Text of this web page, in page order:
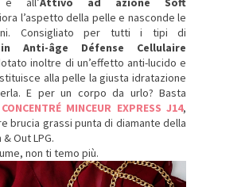
l’aspetto della pelle e nasconde le
Consigliato per tutti i tipi di
Anti-âge Défense Cellulaire
inoltre di un’effetto anti-lucido e
alla pelle la giusta idratazione
E per un corpo da urlo? Basta
CONCENTRÉ MINCEUR EXPRESS J14,
brucia grassi punta di diamante della
Out LPG.
non ti temo più.